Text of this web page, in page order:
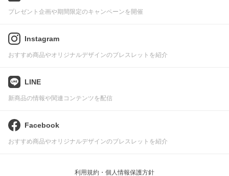
プレゼント企画や期間限定のキャンペーンを開催
Instagram
おすすめ商品やオリジナルデザインのブレスレットを紹介
LINE
新商品の情報や関連コンテンツを配信
Facebook
おすすめ商品やオリジナルデザインのブレスレットを紹介
利用規約・個人情報保護方針